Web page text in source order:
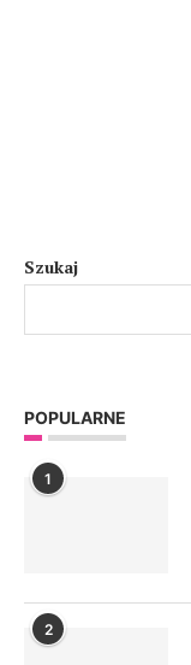
Szukaj
POPULARNE
1
2